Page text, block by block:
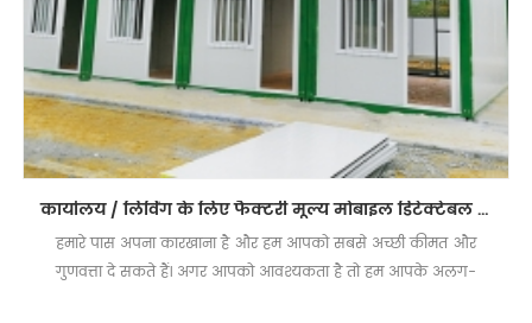
कार्यालय / लिविंग के लिए फैक्टरी मूल्य मोबाइल डिटेक्टेबल कंटेनर हाउस
हमारे पास अपना कारखाना है और हम आपको सबसे अच्छी कीमत और
गुणवत्ता दे सकते हैं। अगर आपको आवश्यकता है तो हम आपके अलग-